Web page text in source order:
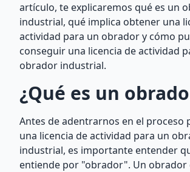
artículo, te explicaremos qué es un
industrial, qué implica obtener una
actividad para un obrador y cómo
conseguir una licencia de actividad
obrador industrial.
¿Qué es un
Antes de adentrarnos en el proceso
una licencia de actividad para un
industrial, es importante entender
entiende por "obrador". Un obrador